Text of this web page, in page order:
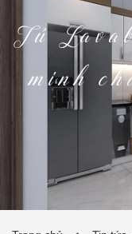
TỦ
PHÒNG KHÁCH
Tủ
minh